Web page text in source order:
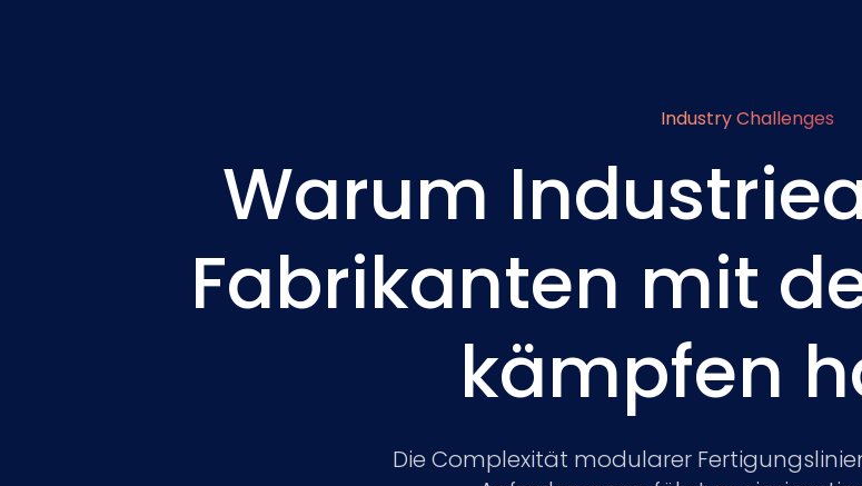
Industry Challenges
Warum
Fabrikanten mit
kämpfen
Die Complexität modularer